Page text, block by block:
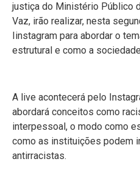
justiça do Ministério Público
Vaz, irão realizar, nesta
Iinstagram para abordar o
estrutural e como a
A live acontecerá pelo
abordará conceitos como
interpessoal, o modo como
como as instituições podem
antirracistas.